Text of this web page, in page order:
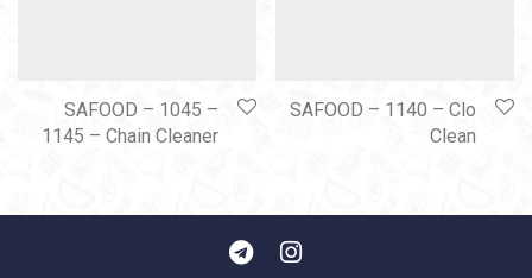
SAFOOD – 1045 –
1145 – Chain Cleaner
SAFOOD – 1140 – Clo
Clean